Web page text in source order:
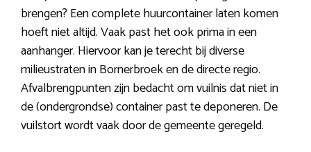
brengen? Een complete huurcontainer laten komen
hoeft niet altijd. Vaak past het ook prima in een
aanhanger. Hiervoor kan je terecht bij diverse
milieustraten in Bornerbroek en de directe regio.
Afvalbrengpunten zijn bedacht om vuilnis dat niet in
de (ondergrondse) container past te deponeren. De
vuilstort wordt vaak door de gemeente geregeld.